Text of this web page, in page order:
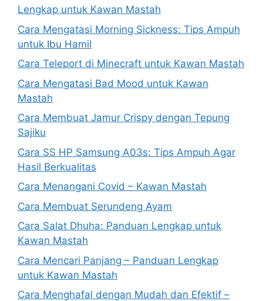
Lengkap untuk Kawan Mastah
Cara Mengatasi Morning Sickness: Tips Ampuh
untuk Ibu Hamil
Cara Teleport di Minecraft untuk Kawan Mastah
Cara Mengatasi Bad Mood untuk Kawan
Mastah
Cara Membuat Jamur Crispy dengan Tepung
Sajiku
Cara SS HP Samsung A03s: Tips Ampuh Agar
Hasil Berkualitas
Cara Menangani Covid – Kawan Mastah
Cara Membuat Serundeng Ayam
Cara Salat Dhuha: Panduan Lengkap untuk
Kawan Mastah
Cara Mencari Panjang – Panduan Lengkap
untuk Kawan Mastah
Cara Menghafal dengan Mudah dan Efektif –